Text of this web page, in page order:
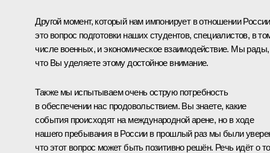
Другой момент, который нам импонирует в отношении
это вопрос подготовки наших студентов, специалистов, в
числе военных, и экономическое взаимодействие. Мы рады,
что Вы уделяете этому достойное внимание.
Также мы испытываем очень острую потребность
в обеспечении нас продовольствием. Вы знаете, какие
события происходят на международной арене, но в ходе
нашего пребывания в России в прошлый раз мы были
что этот вопрос может быть позитивно решён. Речь идёт о